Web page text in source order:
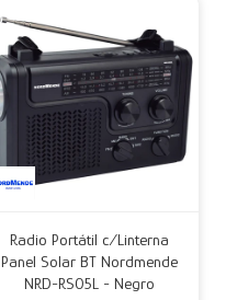
Radio Portátil c/Linterna
Panel Solar BT Nordmende
NRD-RS05L - Negro